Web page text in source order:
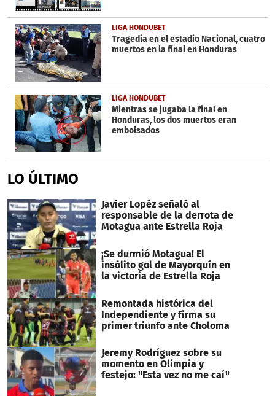
LIGA HONDUBET
Tragedia en el estadio Nacional, cuatro
muertos en la final en Honduras
LIGA HONDUBET
Mientras se jugaba la final en
Honduras, los dos muertos eran
embolsados
LO ÚLTIMO
Javier Lopéz señaló al
responsable de la derrota de
Motagua ante Estrella Roja
¡Se durmió Motagua! El
insólito gol de Mayorquín en
la victoria de Estrella Roja
Remontada histórica del
Independiente y firma su
primer triunfo ante Choloma
Jeremy Rodríguez sobre su
momento en Olimpia y
festejo: "Esta vez no me caí"